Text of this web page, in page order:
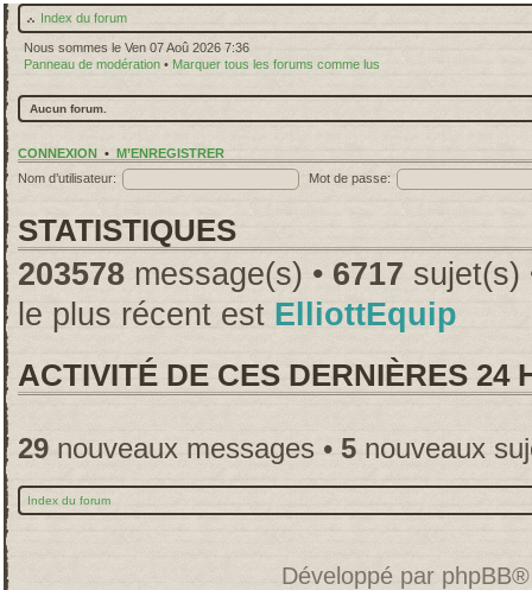
Index du forum
Nous sommes le Ven 07 Aoû 2026 7:36
Panneau de modération • Marquer tous les forums comme lus
Aucun forum.
CONNEXION • M’ENREGISTRER
Nom d’utilisateur:
Mot de passe:
STATISTIQUES
203578 message(s) • 6717 sujet(s)
le plus récent est ElliottEquip
ACTIVITÉ DE CES DERNIÈRES 24
29 nouveaux messages • 5 nouveaux
Index du forum
Développé par phpBB®